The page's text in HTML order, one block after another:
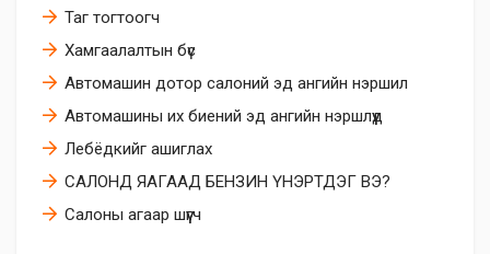
Таг тогтоогч
Хамгаалалтын бүс
Автомашин дотор салоний эд ангийн нэршил
Автомашины их биений эд ангийн нэршлүүд
Лебёдкийг ашиглах
САЛОНД ЯАГААД БЕНЗИН ҮНЭРТДЭГ ВЭ?
Салоны агаар шүүгч